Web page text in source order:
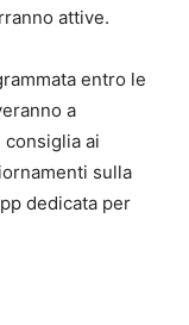
attive.
entro le
a
ai
sulla
dedicata per